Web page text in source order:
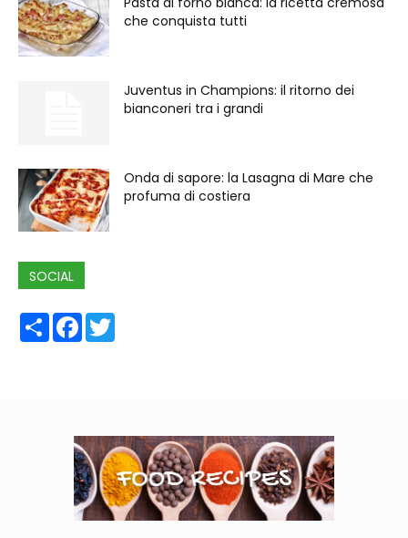
che conquista tutti
Juventus in Champions: il ritorno dei
bianconeri tra i grandi
Onda di sapore: la Lasagna di Mare che
profuma di costiera
SOCIAL
ShareFacebook